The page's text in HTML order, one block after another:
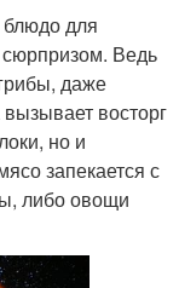
для
Ведь
даже
восторг
но и
запекается с
либо овощи